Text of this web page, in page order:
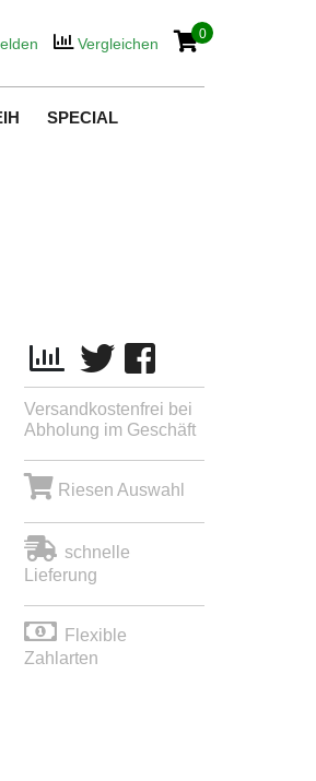
Vergleichen
0
SPECIAL
Versandkostenfrei bei
Abholung im Geschäft
Riesen Auswahl
schnelle
Lieferung
Flexible
Zahlarten